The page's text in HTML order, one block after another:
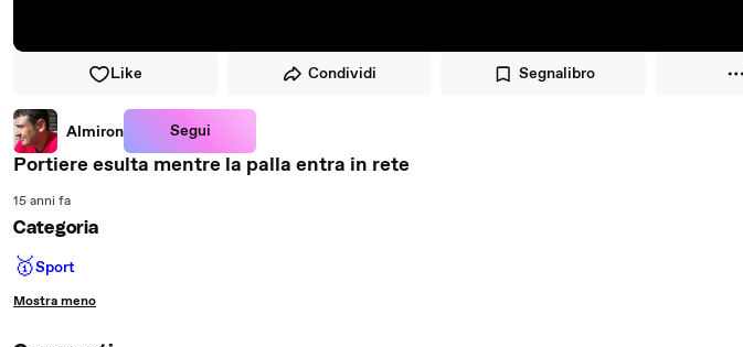
Like Condividi Segnalibro
Almiron Segui
Portiere esulta mentre la palla entra in rete
15 anni fa
Categoria
🥇Sport
Mostra meno